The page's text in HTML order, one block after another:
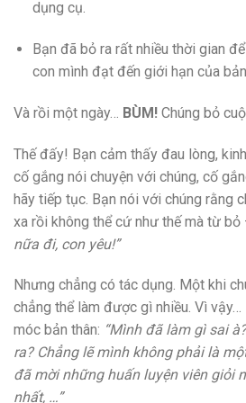
dụng cụ.
Bạn đã bỏ ra rất nhiều thời gian
con mình đạt đến giới hạn của
Và rồi một ngày… BÙM! Chúng bỏ
Thế đấy! Bạn cảm thấy đau lòng,
cố gắng nói chuyện với chúng, cố
hãy tiếp tục. Bạn nói với chúng rằng
xa rồi không thể cứ như thế mà từ bỏ
nữa đi, con yêu!”
Nhưng chẳng có tác dụng. Một khi
chẳng thể làm được gì nhiều. Vì
móc bản thân: “Mình đã làm gì sai
ra? Chẳng lẽ mình không phải là
đã mời những huấn luyện viên giỏi
nhất, …”